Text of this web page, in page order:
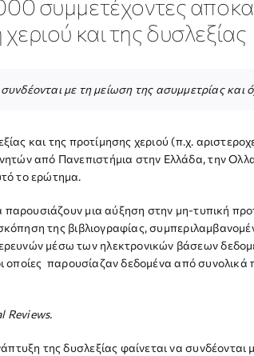
συμμετέχοντες
και της δυσλεξίας
με τη μείωση της ασυμμετρίας και
και της προτίμησης χεριού (π.χ.
από Πανεπιστήμια στην Ελλάδα, την
το ερώτημα.
μια αύξηση στην μη-τυπική
της βιβλιογραφίας,
μέσω των ηλεκτρονικών βάσεων
παρουσίαζαν δεδομένα από
Reviews.
της δυσλεξίας φαίνεται να συνδέονται